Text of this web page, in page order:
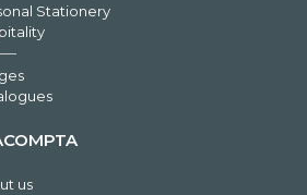
Stationery
us